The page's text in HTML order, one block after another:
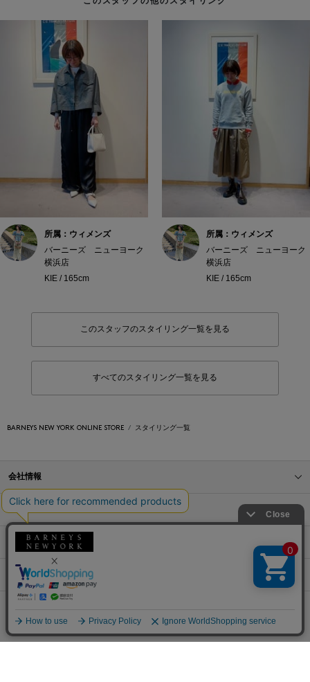
所属：ウィメンズ
バーニーズ ニューヨーク
横浜店
KIE / 165cm
所属：ウィメンズ
バーニーズ ニューヨーク
横浜店
KIE / 165cm
このスタッフのスタイリング一覧を見る
すべてのスタイリング一覧を見る
BARNEYS NEW YORK ONLINE STORE スタイリング一覧
会社情報
オンラインストアショッピングガイド
店舗情報
サービス